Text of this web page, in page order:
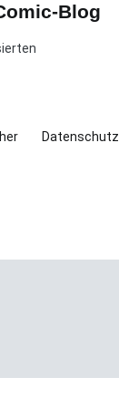
Blog
Datenschutz